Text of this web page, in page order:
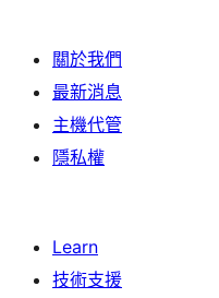
關於我們
最新消息
主機代管
隱私權
Learn
技術支援